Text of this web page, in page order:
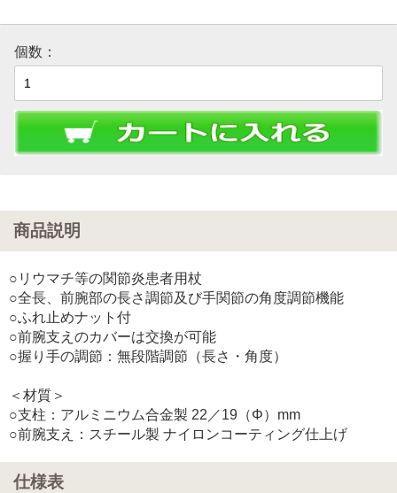
個数：
商品説明
○リウマチ等の関節炎患者用杖
○全長、前腕部の長さ調節及び手関節の角度調節機能
○ふれ止めナット付
○前腕支えのカバーは交換が可能
○握り手の調節：無段階調節（長さ・角度）
＜材質＞
○支柱：アルミニウム合金製 22／19（Φ）mm
○前腕支え：スチール製 ナイロンコーティング仕上げ
仕様表